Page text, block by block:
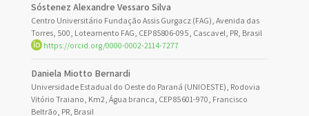
Sóstenez Alexandre Vessaro Silva
Centro Universitário Fundação Assis Gurgacz (FAG), Avenida das
Torres, 500, Loteamento FAG, CEP 85806-095, Cascavel, PR, Brasil
https://orcid.org/0000-0002-2114-7277
Daniela Miotto Bernardi
Universidade Estadual do Oeste do Paraná (UNIOESTE), Rodovia
Vitório Traiano, Km2, Água branca, CEP 85601-970, Francisco
Beltrão, PR, Brasil